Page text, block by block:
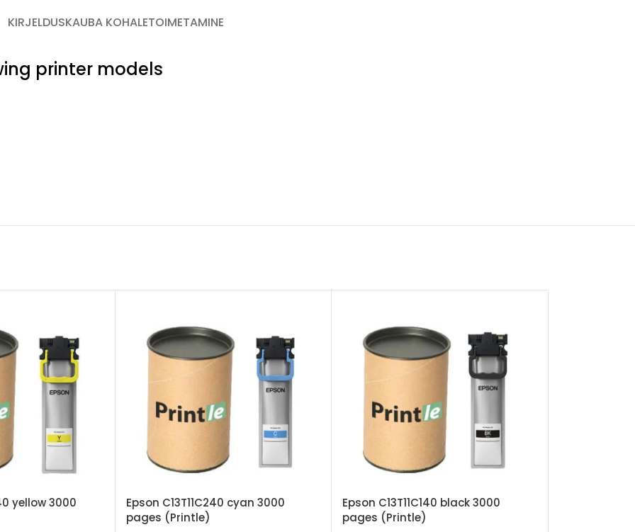
KIRJELDUSKAUBA KOHALETOIMETAMINE
printer models
yellow 3000
Epson C13T11C240 cyan 3000
pages (Printle)
Epson C13T11C140 black 3000
pages (Printle)